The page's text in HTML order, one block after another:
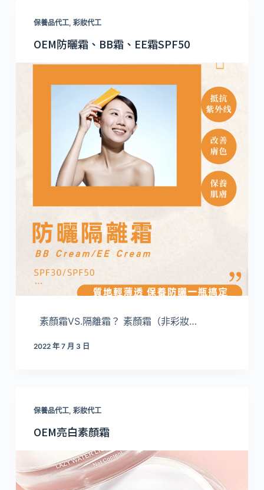
保養品代工, 彩妝代工
OEM防曬霜、BB霜、EE霜SPF50
素顏霜VS.隔離霜？ 素顏霜（非彩妝…
2022 年 7 月 3 日
保養品代工, 彩妝代工
OEM亮白素顏霜